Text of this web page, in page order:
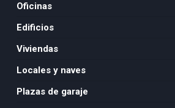
Oficinas
Edificios
Viviendas
Locales y naves
Plazas de garaje